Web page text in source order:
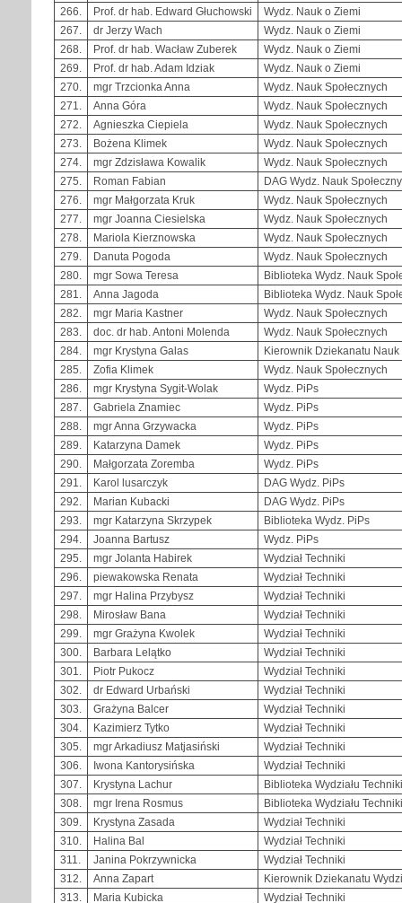
266.
Prof. dr hab. Edward Głuchowski
Wydz. Nauk o Ziemi
267.
dr Jerzy Wach
Wydz. Nauk o Ziemi
268.
Prof. dr hab. Wacław Zuberek
Wydz. Nauk o Ziemi
269.
Prof. dr hab. Adam Idziak
Wydz. Nauk o Ziemi
270.
mgr Trzcionka Anna
Wydz. Nauk Społecznych
271.
Anna Góra
Wydz. Nauk Społecznych
272.
Agnieszka Ciepiela
Wydz. Nauk Społecznych
273.
Bożena Klimek
Wydz. Nauk Społecznych
274.
mgr Zdzisława Kowalik
Wydz. Nauk Społecznych
275.
Roman Fabian
DAG Wydz. Nauk
276.
mgr Małgorzata Kruk
Wydz. Nauk Społecznych
277.
mgr Joanna Ciesielska
Wydz. Nauk Społecznych
278.
Mariola Kierznowska
Wydz. Nauk Społecznych
279.
Danuta Pogoda
Wydz. Nauk Społecznych
280.
mgr Sowa Teresa
Biblioteka Wydz. Nauk
281.
Anna Jagoda
Biblioteka Wydz. Nauk
282.
mgr Maria Kastner
Wydz. Nauk Społecznych
283.
doc. dr hab. Antoni Molenda
Wydz. Nauk Społecznych
284.
mgr Krystyna Galas
Kierownik Dziekanatu Nauk
285.
Zofia Klimek
Wydz. Nauk Społecznych
286.
mgr Krystyna Sygit-Wolak
Wydz. PiPs
287.
Gabriela Znamiec
Wydz. PiPs
288.
mgr Anna Grzywacka
Wydz. PiPs
289.
Katarzyna Damek
Wydz. PiPs
290.
Małgorzata Zoremba
Wydz. PiPs
291.
Karol lusarczyk
DAG Wydz. PiPs
292.
Marian Kubacki
DAG Wydz. PiPs
293.
mgr Katarzyna Skrzypek
Biblioteka Wydz. PiPs
294.
Joanna Bartusz
Wydz. PiPs
295.
mgr Jolanta Habirek
Wydział Techniki
296.
piewakowska Renata
Wydział Techniki
297.
mgr Halina Przybysz
Wydział Techniki
298.
Mirosław Bana
Wydział Techniki
299.
mgr Grażyna Kwolek
Wydział Techniki
300.
Barbara Lelątko
Wydział Techniki
301.
Piotr Pukocz
Wydział Techniki
302.
dr Edward Urbański
Wydział Techniki
303.
Grażyna Balcer
Wydział Techniki
304.
Kazimierz Tytko
Wydział Techniki
305.
mgr Arkadiusz Matjasiński
Wydział Techniki
306.
Iwona Kantorysińska
Wydział Techniki
307.
Krystyna Lachur
Biblioteka Wydziału Techniki
308.
mgr Irena Rosmus
Biblioteka Wydziału Techniki
309.
Krystyna Zasada
Wydział Techniki
310.
Halina Bal
Wydział Techniki
311.
Janina Pokrzywnicka
Wydział Techniki
312.
Anna Zapart
Kierownik Dziekanatu
313.
Maria Kubicka
Wydział Techniki